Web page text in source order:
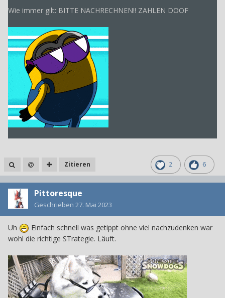
Wie immer gilt: BITTE NACHRECHNEN!! ZAHLEN DOOF
2 6
Zitieren
Pittoresque
Geschrieben 27. Mai 2023
Uh
Einfach schnell was getippt ohne viel nachzudenken war
wohl die richtige STrategie. Läuft.